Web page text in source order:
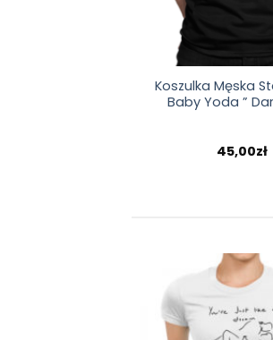
Koszulka Męska
Baby Yoda ”
45,00zł